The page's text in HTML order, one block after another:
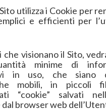
utilizza i Cookie per
e efficienti per
che visionano il Sito,
minime di
in uso, che siano
mobili, in piccoli
“cookie” salvati
browser web